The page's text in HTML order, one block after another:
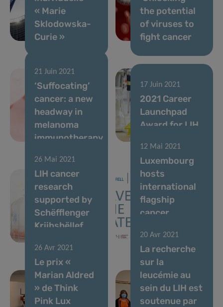
« Marie
Sklodowska-
Curie »
the potential
of viruses to
fight cancer
21 Juin 2021
‘Suffocating’
cancer: a new
headway in
melanoma
immunotherapy
17 Juin 2021
2021 Career
Launchpad
Award for LIH
26 Mai 2021
LIH cancer
research
supported by
Schëfflenger
Kriibshëllef
12 Mai 2021
Luxembourg
hosts
international
flagship
cancer
conference
26 Avr 2021
Le prix «
Marian Aldred
» de Think
Pink Lux
20 Avr 2021
La recherche
sur la
leucémie au
sein du LIH est
soutenue par